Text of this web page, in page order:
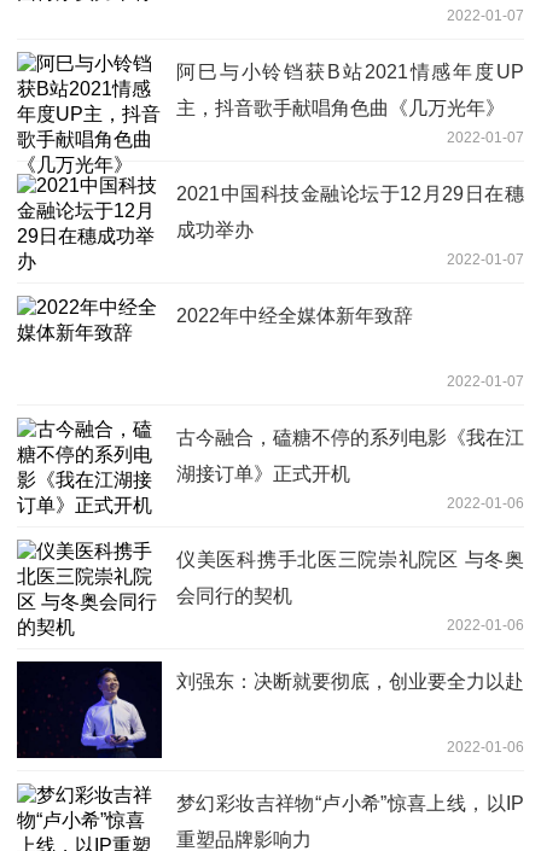
2022-01-07
阿巳与小铃铛获B站2021情感年度UP
主，抖音歌手献唱角色曲《几万光年》
2022-01-07
2021中国科技金融论坛于12月29日在穗
成功举办
2022-01-07
2022年中经全媒体新年致辞
2022-01-07
古今融合，磕糖不停的系列电影《我在江
湖接订单》正式开机
2022-01-06
仪美医科携手北医三院崇礼院区 与冬奥
会同行的契机
2022-01-06
刘强东：决断就要彻底，创业要全力以赴
2022-01-06
梦幻彩妆吉祥物“卢小希”惊喜上线，以IP
重塑品牌影响力